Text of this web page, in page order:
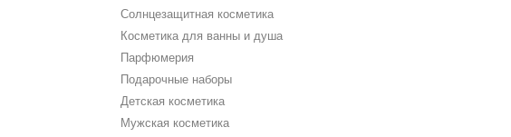
Солнцезащитная косметика
Косметика для ванны и душа
Парфюмерия
Подарочные наборы
Детская косметика
Мужская косметика